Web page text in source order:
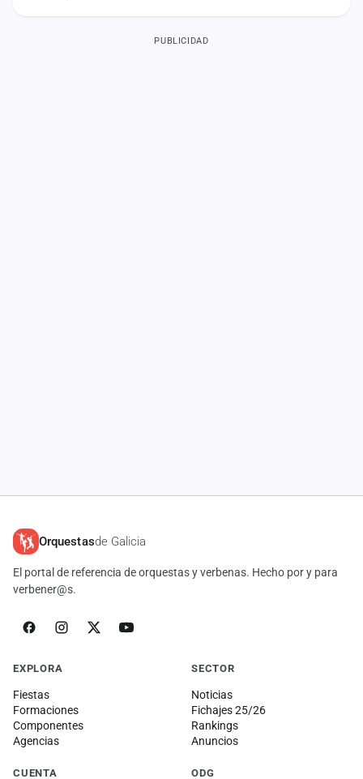
PUBLICIDAD
Orquestasde Galicia
El portal de referencia de orquestas y verbenas. Hecho por y para
verbener@s.
EXPLORA
Fiestas
Formaciones
Componentes
Agencias
SECTOR
Noticias
Fichajes 25/26
Rankings
Anuncios
CUENTA ODG